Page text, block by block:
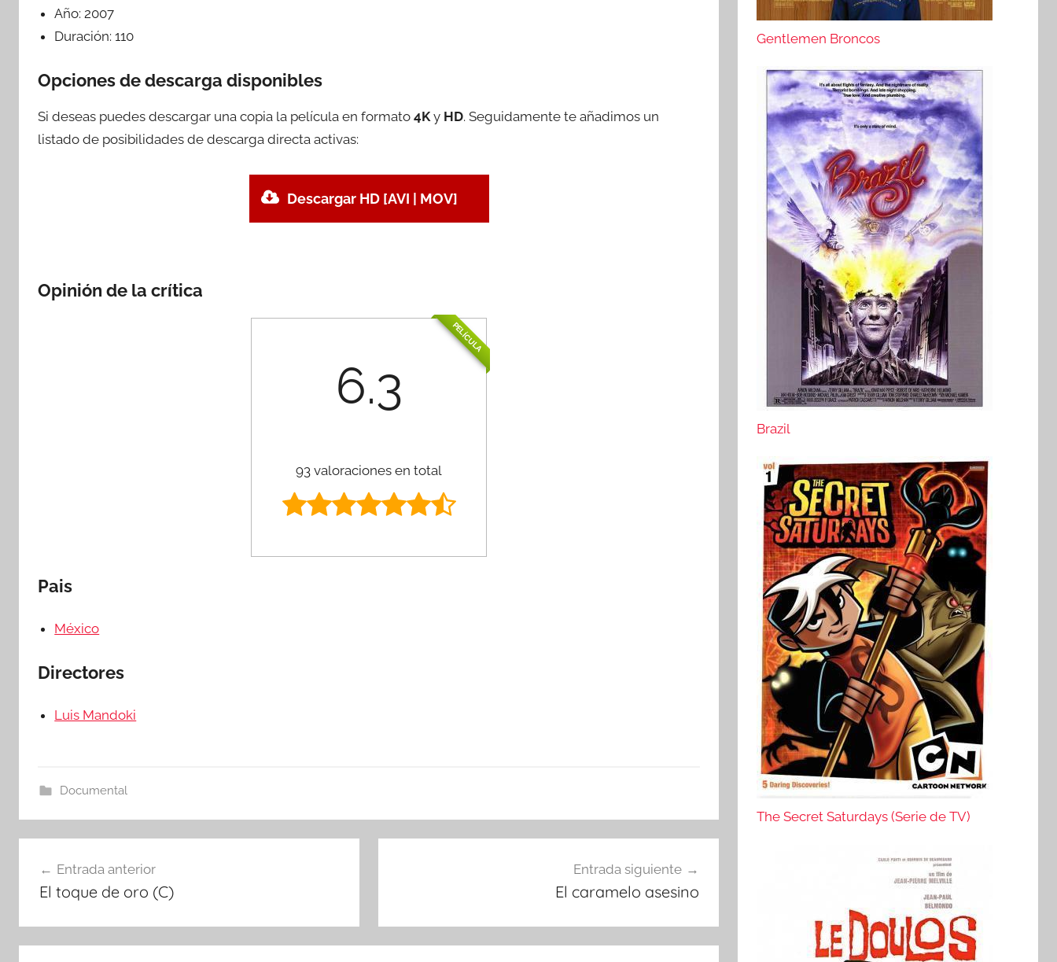
Año:2007
Duración:110
Opciones de descarga disponibles
Si deseas puedes descargar una copia la película en formato 4K y HD. Seguidamente te añadimos un
listado de posibilidades de descarga directa activas:
Descargar HD [AVI | MOV]
Opinión de la crítica
PELÍCULA
6.3
93 valoraciones en total
Pais
México
Directores
Luis Mandoki
Documental
Navegación
de
entradas
Entrada anterior
El toque de oro (C)
Entrada siguiente
El caramelo asesino
Gentlemen Broncos
Brazil
The Secret Saturdays (Serie de TV)